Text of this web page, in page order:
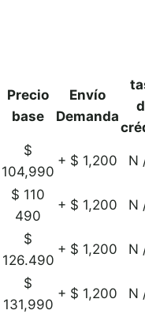
Precio
base
Envío
Demanda
$
104,990
+ $ 1,200 N
$ 110
490
+ $ 1,200 N
$
126.490
+ $ 1,200 N
$
131,990
+ $ 1,200 N